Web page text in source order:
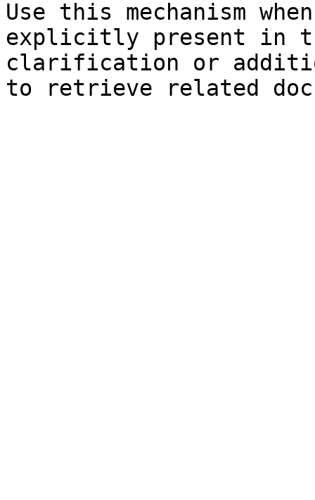
Use this mechanism
explicitly present in
clarification or